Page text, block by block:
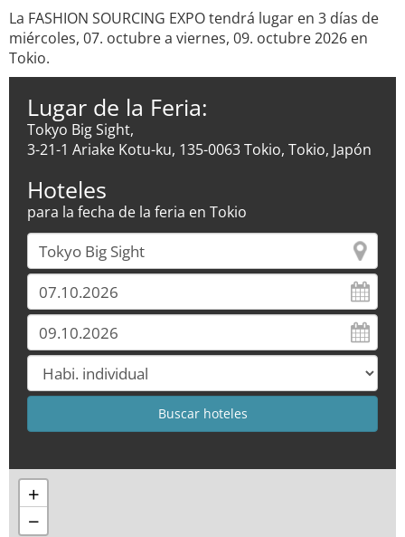
La FASHION SOURCING EXPO tendrá lugar en 3 días de
miércoles, 07. octubre a viernes, 09. octubre 2026 en
Tokio.
Lugar de la Feria:
Tokyo Big Sight,
3-21-1 Ariake Kotu-ku, 135-0063 Tokio, Tokio, Japón
Hoteles
para la fecha de la feria en Tokio
+
−